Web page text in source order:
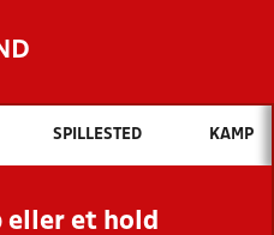
Hvad vil du søge efter?
OG NYHEDER
KLUBBER OG
SPILLESTED KAMP
eller et hold